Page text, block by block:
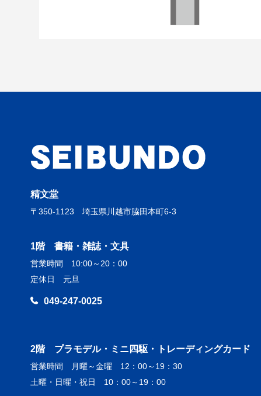
精文堂
〒350-1123 埼玉県川越市脇田本町6-3
1階 書籍・雑誌・文具
営業時間 10:00～20：00
定休日 元旦
049-247-0025
2階 プラモデル・ミニ四駆・トレーディングカード
営業時間 月曜～金曜 12：00～19：30
土曜・日曜・祝日 10：00～19：00